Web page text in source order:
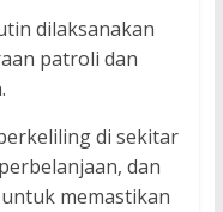
dilaksanakan
patroli dan
di sekitar
dan
memastikan